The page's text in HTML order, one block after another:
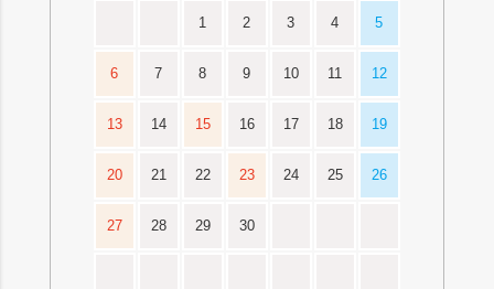
1 2 3 4 5
6 7 8 9 10 11 12
13 14 15 16 17 18 19
20 21 22 23 24 25 26
27 28 29 30